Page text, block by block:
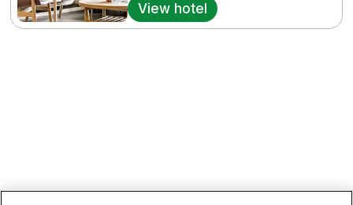
Hela Norge
View hotel